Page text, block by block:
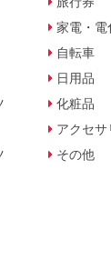
家電・電
自転車
日用品
化粧品
アクセサ
その他